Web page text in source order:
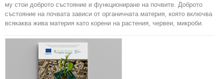
му стои доброто състояние и функциониране на почвите. Доброто
състояние на почвата зависи от органичната материя, която включва
всякаква жива материя като корени на растения, червеи, микроби.